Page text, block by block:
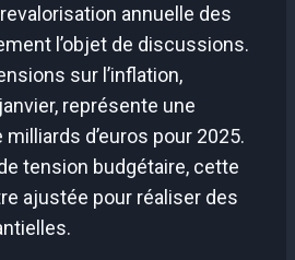
annuelle des
l’objet de discussions.
sur l’inflation,
représente une
d’euros pour 2025.
tension budgétaire, cette
ajustée pour réaliser des